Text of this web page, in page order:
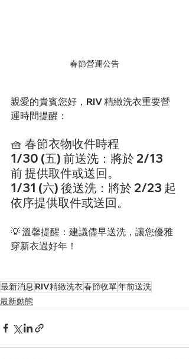
春節營運公告
親愛的貴賓您好，RIV 精緻洗衣重要營
運時間提醒：
🧺 春節衣物收件時程
1/30 (五) 前送洗：將於 2/13
前 提供取件或送回。
1/31 (六) 後送洗：將於 2/23 起
依序提供取件或送回。
💡 溫馨提醒：建議儘早送洗，讓您優雅
穿新衣過好年！
最新消息 RIV精緻洗衣春節收單年前送洗
最新動態